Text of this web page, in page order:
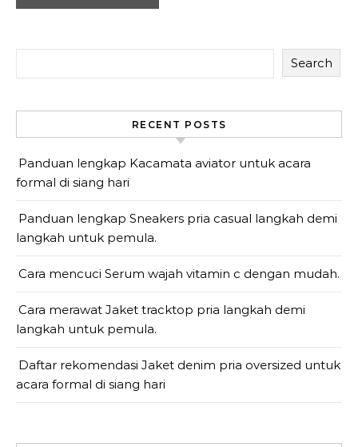
Search
RECENT POSTS
Panduan lengkap Kacamata aviator untuk acara
formal di siang hari
Panduan lengkap Sneakers pria casual langkah demi
langkah untuk pemula.
Cara mencuci Serum wajah vitamin c dengan mudah.
Cara merawat Jaket tracktop pria langkah demi
langkah untuk pemula.
Daftar rekomendasi Jaket denim pria oversized untuk
acara formal di siang hari